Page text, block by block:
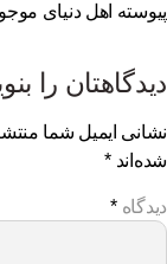
اهل دنیای
را
ایمیل شما
*
*